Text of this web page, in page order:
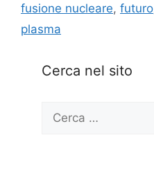
fusione nucleare, futuro
plasma
Cerca nel sito
per: